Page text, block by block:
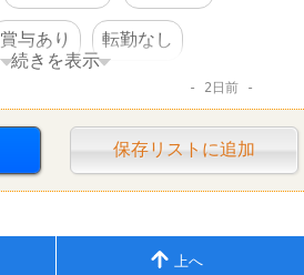
賞与あり 転勤なし
続きを表示
2日前
保存リストに追加
上へ